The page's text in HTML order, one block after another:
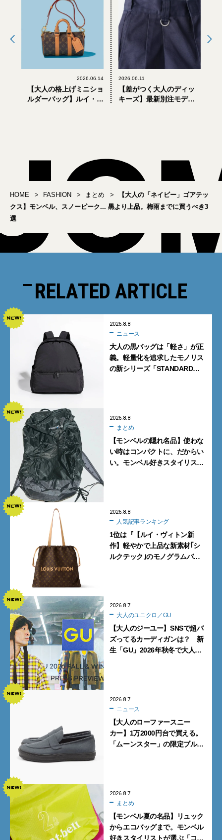
2026.06.14
【大人の格上げミニショ
ルダーバッグ】ルイ・ヴ
2026.06.11
【差がつく大人のディッ
キーズ】最新別注モデル3
HOME FASHION まとめ
【大人の「ネイビー」ゴアテッ
クス】モンベル、スノーピーク... 黒より上品。梅雨までに買うべき3
選
RELATED ARTICLE
2026.8.8
ニュース
大人の黒バッグは「軽さ」が正
義。軽量化を追求したモノリス
の新シリーズ「STANDARD
2026.8.8
まとめ
【モンベルの隠れ名品】使わな
い時はコンパクトに、だからい
い。モンベル好きスタイリスト
2026.8.8
人気記事ランキング
1位は『【ルイ・ヴィトン新
作】軽やかで上品な新素材｢シ
ルクテック｣のモノグラムバッ
2026.8.7
大人のユニクロ／GU
【大人のジーユー】SNSで超バ
ズってるカーディガンは？ 新
生「GU」2026年秋冬で大人メ
2026.8.7
ニュース
【大人のローファースニー
カー】1万2000円台で買える。
「ムーンスター」の限定ブルー
2026.8.7
まとめ
【モンベル夏の名品】リュック
からエコバッグまで。モンベル
好きスタイリストが選ぶ「コス